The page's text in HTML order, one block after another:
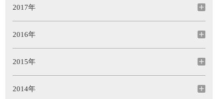
2017年
2016年
2015年
2014年